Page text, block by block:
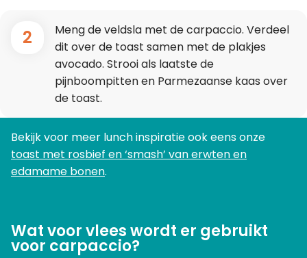
2
Meng de veldsla met de carpaccio. Verdeel
dit over de toast samen met de plakjes
avocado. Strooi als laatste de
pijnboompitten en Parmezaanse kaas over
de toast.
Bekijk voor meer lunch inspiratie ook eens onze
toast met rosbief en ‘smash’ van erwten en
edamame bonen.
Wat voor vlees wordt er gebruikt
voor carpaccio?